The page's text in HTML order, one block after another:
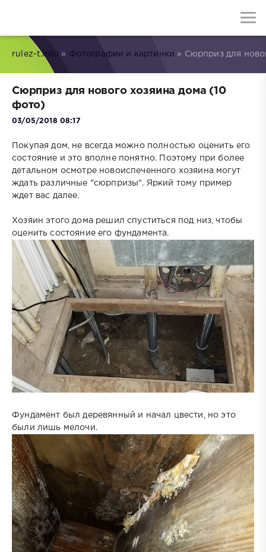
rulez-t.info » Фотографии и картинки » Сюрприз для
Сюрприз для нового хозяина дома (10
фото)
03/05/2018 08:17
Покупая дом, не всегда можно полностью оценить его
состояние и это вполне понятно. Поэтому при более
детальном осмотре новоиспеченного хозяина могут
ждать различные "сюрпризы". Яркий тому пример
ждет вас далее.
Хозяин этого дома решил спуститься под низ, чтобы
оценить состояние его фундамента.
Фундамент был деревянный и начал цвести, но это
были лишь мелочи.